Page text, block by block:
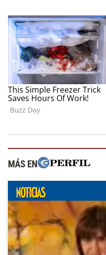
MÁS EN